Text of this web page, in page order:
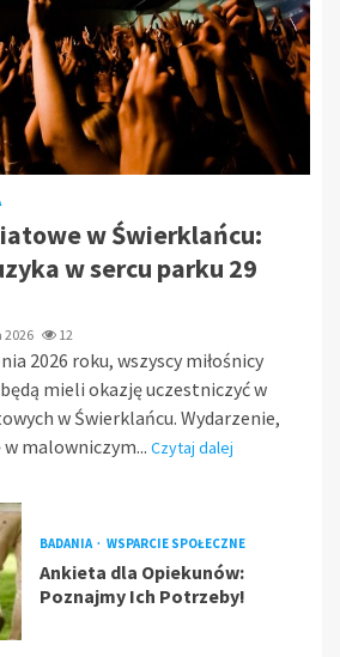
w Świerklańcu:
w sercu parku 29
2026 12
2026 roku, wszyscy miłośnicy
mieli okazję uczestniczyć w
w Świerklańcu. Wydarzenie,
malowniczym... Czytaj dalej
BADANIA WSPARCIE SPOŁECZNE
Ankieta dla Opiekunów:
Poznajmy Ich Potrzeby!